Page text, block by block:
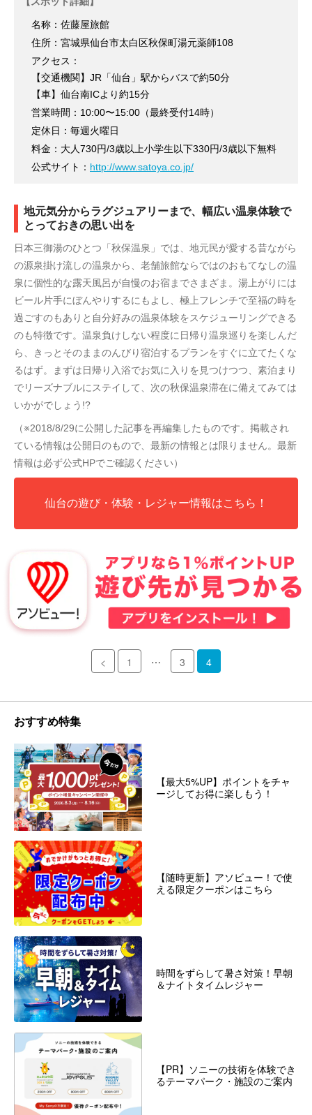
名称：佐藤屋旅館
住所：宮城県仙台市太白区秋保町湯元薬師108
アクセス：
【交通機関】JR「仙台」駅からバスで約50分
【車】仙台南ICより約15分
営業時間：10:00〜15:00（最終受付14時）
定休日：毎週火曜日
料金：大人730円/3歳以上小学生以下330円/3歳以下無料
公式サイト： http://www.satoya.co.jp/
地元気分からラグジュアリーまで、幅広い温泉体験で
とっておきの思い出を
日本三御湯のひとつ「秋保温泉」では、地元民が愛する昔ながら
の源泉掛け流しの温泉から、老舗旅館ならではのおもてなしの温
泉に個性的な露天風呂が自慢のお宿までさまざま。湯上がりには
ビール片手にぼんやりするにもよし、極上フレンチで至福の時を
過ごすのもありと自分好みの温泉体験をスケジューリングできる
のも特徴です。温泉負けしない程度に日帰り温泉巡りを楽しんだ
ら、きっとそのままのんびり宿泊するプランをすぐに立てたくな
るはず。まずは日帰り入浴でお気に入りを見つけつつ、素泊まり
でリーズナブルにステイして、次の秋保温泉滞在に備えてみては
いかがでしょう!?
（※2018/8/29に公開した記事を再編集したものです。掲載され
ている情報は公開日のもので、最新の情報とは限りません。最新
情報は必ず公式HPでご確認ください）
仙台の遊び・体験・レジャー情報はこちら！
< 1 … 3 4
おすすめ特集
【最大5%UP】ポイントをチャ
ージしてお得に楽しもう！
【随時更新】アソビュー！で使
える限定クーポンはこちら
時間をずらして暑さ対策！早朝
＆ナイトタイムレジャー
【PR】ソニーの技術を体験でき
るテーマパーク・施設のご案内